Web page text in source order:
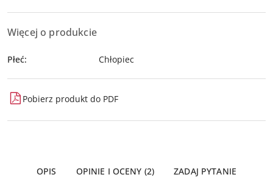
Więcej o produkcie
Płeć: Chłopiec
Pobierz produkt do PDF
OPIS OPINIE I OCENY (2) ZADAJ PYTANIE